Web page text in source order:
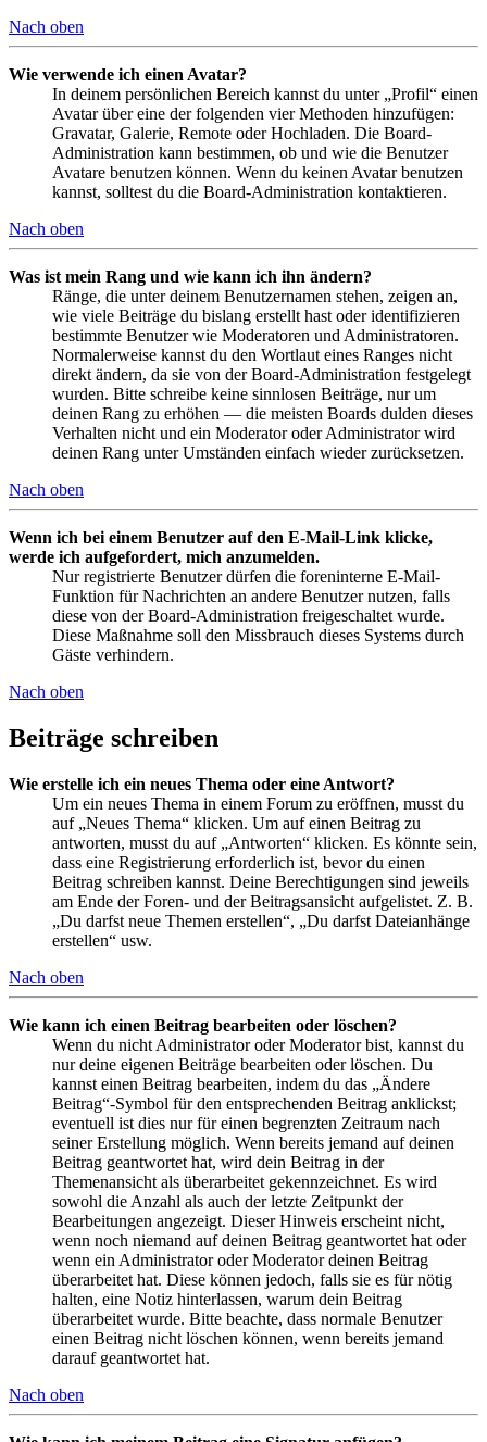
Nach oben
Wie verwende ich einen Avatar?
In deinem persönlichen Bereich kannst du unter „Profil“ einen
Avatar über eine der folgenden vier Methoden hinzufügen:
Gravatar, Galerie, Remote oder Hochladen. Die Board-
Administration kann bestimmen, ob und wie die Benutzer
Avatare benutzen können. Wenn du keinen Avatar benutzen
kannst, solltest du die Board-Administration kontaktieren.
Nach oben
Was ist mein Rang und wie kann ich ihn ändern?
Ränge, die unter deinem Benutzernamen stehen, zeigen an,
wie viele Beiträge du bislang erstellt hast oder identifizieren
bestimmte Benutzer wie Moderatoren und Administratoren.
Normalerweise kannst du den Wortlaut eines Ranges nicht
direkt ändern, da sie von der Board-Administration festgelegt
wurden. Bitte schreibe keine sinnlosen Beiträge, nur um
deinen Rang zu erhöhen — die meisten Boards dulden dieses
Verhalten nicht und ein Moderator oder Administrator wird
deinen Rang unter Umständen einfach wieder zurücksetzen.
Nach oben
Wenn ich bei einem Benutzer auf den E-Mail-Link klicke,
werde ich aufgefordert, mich anzumelden.
Nur registrierte Benutzer dürfen die foreninterne E-Mail-
Funktion für Nachrichten an andere Benutzer nutzen, falls
diese von der Board-Administration freigeschaltet wurde.
Diese Maßnahme soll den Missbrauch dieses Systems durch
Gäste verhindern.
Nach oben
Beiträge schreiben
Wie erstelle ich ein neues Thema oder eine Antwort?
Um ein neues Thema in einem Forum zu eröffnen, musst du
auf „Neues Thema“ klicken. Um auf einen Beitrag zu
antworten, musst du auf „Antworten“ klicken. Es könnte sein,
dass eine Registrierung erforderlich ist, bevor du einen
Beitrag schreiben kannst. Deine Berechtigungen sind jeweils
am Ende der Foren- und der Beitragsansicht aufgelistet. Z. B.
„Du darfst neue Themen erstellen“, „Du darfst Dateianhänge
erstellen“ usw.
Nach oben
Wie kann ich einen Beitrag bearbeiten oder löschen?
Wenn du nicht Administrator oder Moderator bist, kannst du
nur deine eigenen Beiträge bearbeiten oder löschen. Du
kannst einen Beitrag bearbeiten, indem du das „Ändere
Beitrag“-Symbol für den entsprechenden Beitrag anklickst;
eventuell ist dies nur für einen begrenzten Zeitraum nach
seiner Erstellung möglich. Wenn bereits jemand auf deinen
Beitrag geantwortet hat, wird dein Beitrag in der
Themenansicht als überarbeitet gekennzeichnet. Es wird
sowohl die Anzahl als auch der letzte Zeitpunkt der
Bearbeitungen angezeigt. Dieser Hinweis erscheint nicht,
wenn noch niemand auf deinen Beitrag geantwortet hat oder
wenn ein Administrator oder Moderator deinen Beitrag
überarbeitet hat. Diese können jedoch, falls sie es für nötig
halten, eine Notiz hinterlassen, warum dein Beitrag
überarbeitet wurde. Bitte beachte, dass normale Benutzer
einen Beitrag nicht löschen können, wenn bereits jemand
darauf geantwortet hat.
Nach oben